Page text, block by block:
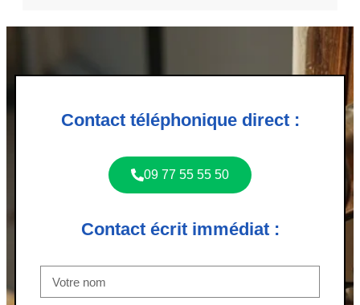
Contact téléphonique direct :
09 77 55 55 50
Contact écrit immédiat :